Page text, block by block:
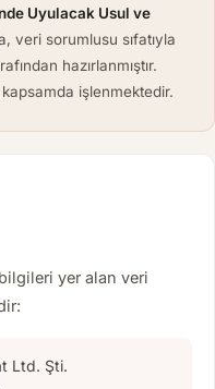
Uyulacak Usul ve
veri sorumlusu sıfatıyla
hazırlanmıştır.
işlenmektedir.
yer alan veri
Ltd. Şti.